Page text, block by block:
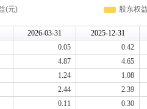
2026-03-31
2025-12-31
0.05
0.42
4.87
4.65
1.24
1.08
2.44
2.39
0.11
0.30